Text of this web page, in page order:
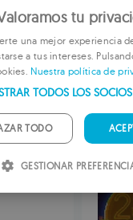
tu
una mejor experiencia
a tus intereses.
Nuestra política de
TODOS LOS SOCIOS
TODO
GESTIONAR